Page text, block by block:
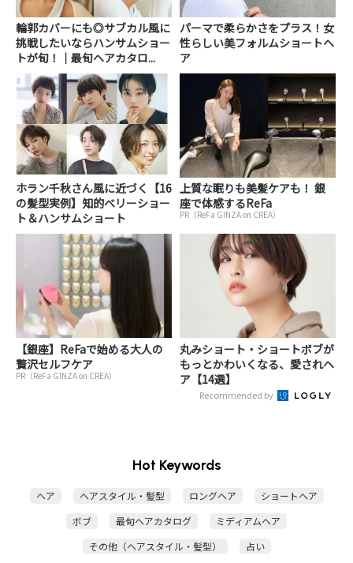
輪郭カバーにも◎サブカル風に
挑戦したいならハンサムショー
トが旬！｜最旬ヘアカタロ...
パーマで柔らかさをプラス！女
性らしい美フォルムショートヘ
ア
ホラン千秋さん風に近づく【16
の髪型実例】知的ベリーショー
ト＆ハンサムショート
上質な眠りも美髪ケアも！ 銀
座で体感するReFa
PR（ReFa GINZA on CREA）
【銀座】ReFaで始める大人の
贅沢セルフケア
PR（ReFa GINZA on CREA）
丸みショート・ショートボブが
もっとかわいくなる、愛されヘ
ア【14選】
Recommended by
Hot Keywords
ヘア ヘアスタイル・髪型 ロングヘア
ショートヘア
ボブ
最旬ヘアカタログ
ミディアムヘア
その他（ヘアスタイル・髪型）
占い